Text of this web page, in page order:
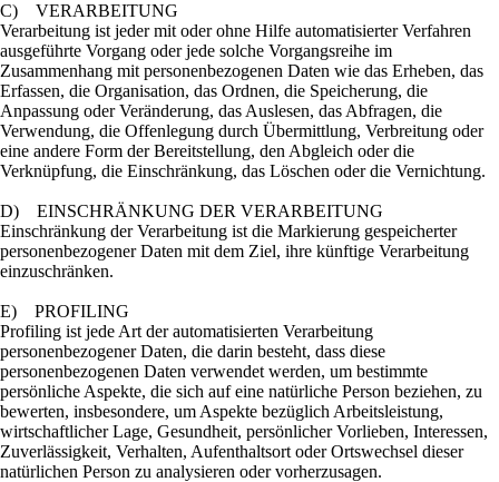
C) VERARBEITUNG
Verarbeitung ist jeder mit oder ohne Hilfe automatisierter Verfahren
ausgeführte Vorgang oder jede solche Vorgangsreihe im
Zusammenhang mit personenbezogenen Daten wie das Erheben, das
Erfassen, die Organisation, das Ordnen, die Speicherung, die
Anpassung oder Veränderung, das Auslesen, das Abfragen, die
Verwendung, die Offenlegung durch Übermittlung, Verbreitung oder
eine andere Form der Bereitstellung, den Abgleich oder die
Verknüpfung, die Einschränkung, das Löschen oder die Vernichtung.
D) EINSCHRÄNKUNG DER VERARBEITUNG
Einschränkung der Verarbeitung ist die Markierung gespeicherter
personenbezogener Daten mit dem Ziel, ihre künftige Verarbeitung
einzuschränken.
E) PROFILING
Profiling ist jede Art der automatisierten Verarbeitung
personenbezogener Daten, die darin besteht, dass diese
personenbezogenen Daten verwendet werden, um bestimmte
persönliche Aspekte, die sich auf eine natürliche Person beziehen, zu
bewerten, insbesondere, um Aspekte bezüglich Arbeitsleistung,
wirtschaftlicher Lage, Gesundheit, persönlicher Vorlieben, Interessen,
Zuverlässigkeit, Verhalten, Aufenthaltsort oder Ortswechsel dieser
natürlichen Person zu analysieren oder vorherzusagen.